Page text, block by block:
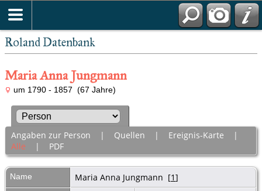
Roland Datenbank
Maria Anna Jungmann
um 1790 - 1857 (67 Jahre)
Angaben zur Person | Quellen | Ereignis-Karte |
Alle | PDF
Name Maria Anna Jungmann [1]